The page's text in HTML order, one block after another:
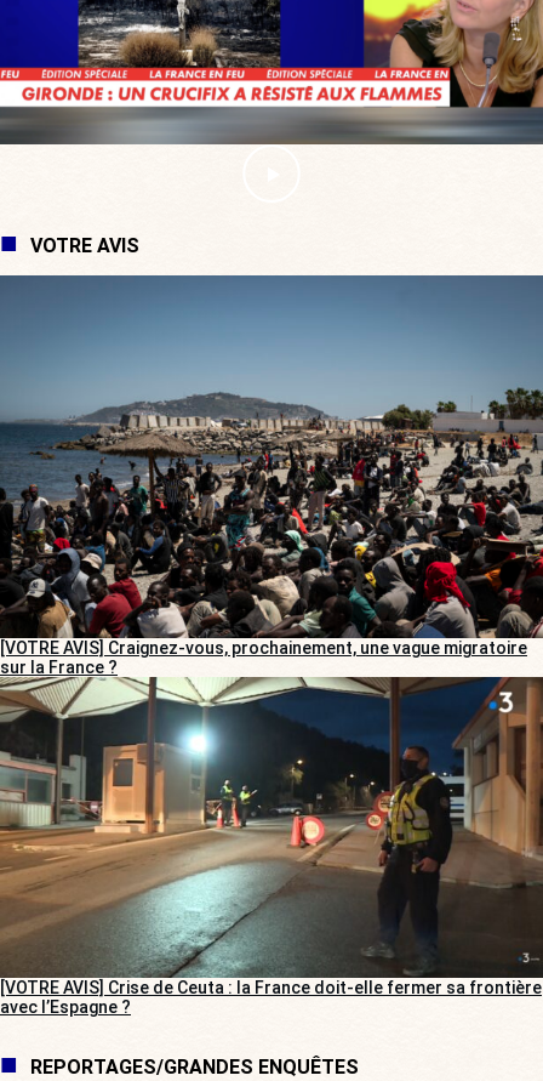
VOTRE AVIS
[VOTRE AVIS] Craignez-vous, prochainement, une vague migratoire
sur la France ?
[VOTRE AVIS] Crise de Ceuta : la France doit-elle fermer sa frontière
avec l’Espagne ?
REPORTAGES/GRANDES ENQUÊTES